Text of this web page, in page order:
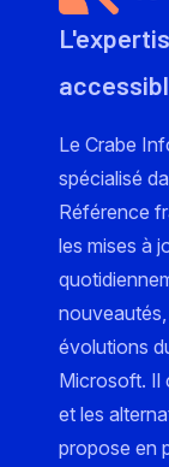
Le Crabe
spécialisé
Référence
les mises à
évolutions
Microsoft. Il
et les
propose en